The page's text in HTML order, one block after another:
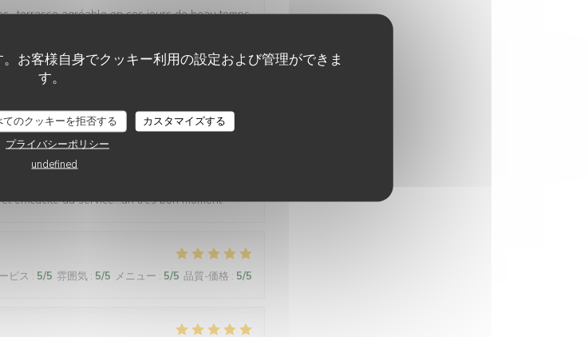
お客様自身でクッキー利用の設定および管理ができま
す。
てのクッキーを拒否する
カスタマイズする
プライバシーポリシー
undefined
terrasse agréable en ces jours de beau temps,
accompagné d’excellentes frites
lieu de rendez vous pour reapas avec mes
ービス:4/5 雰囲気:4/5
efficacité du service...un très bon moment
ビス : 5/5 雰囲気 : 5/5 メニュー : 5/5 品質-価格 : 5/5
PETIT VILLIERS